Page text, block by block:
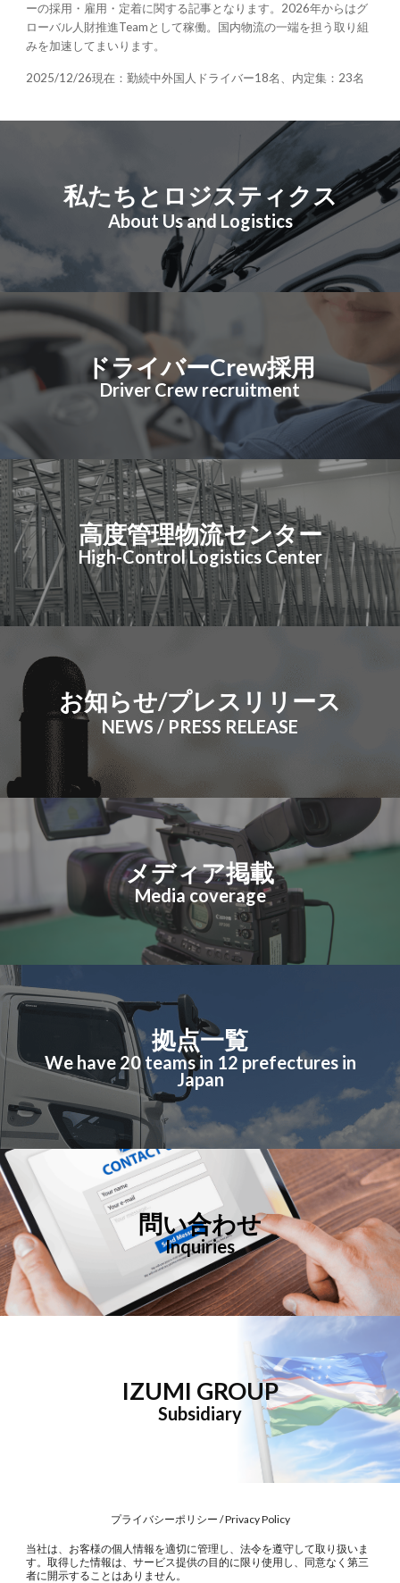
ーの採用・雇用・定着に関する記事となります。2026年からはグ
ローバル人財推進Teamとして稼働。国内物流の一端を担う取り組
みを加速してまいります。
2025/12/26現在：勤続中外国人ドライバー18名、内定集：23名
私たちとロジスティクス
About Us and Logistics
ドライバーCrew採用
Driver Crew recruitment
高度管理物流センター
High-Control Logistics Center
お知らせ/プレスリリース
NEWS / PRESS RELEASE
メディア掲載
Media coverage
拠点一覧
We have 20 teams in 12 prefectures in
Japan
問い合わせ
Inquiries
IZUMI GROUP
Subsidiary
プライバシーポリシー /Privacy Policy
当社は、お客様の個人情報を適切に管理し、法令を遵守して取り扱いま
す。取得した情報は、サービス提供の目的に限り使用し、同意なく第三
者に開示することはありません。